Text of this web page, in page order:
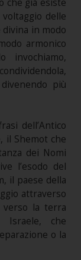
che già esiste
delle
in modo
armonico
invochiamo,
più
dell’Antico
il Shemot che
dei Nomi
l’esodo del
il paese della
attraverso
verso la terra
Israele, che
o la